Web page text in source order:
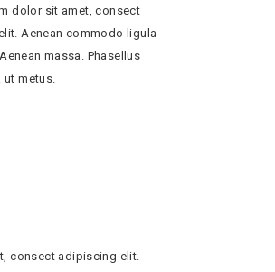
dolor sit amet, consect
Aenean commodo ligula
massa. Phasellus
ut metus.
consect adipiscing elit.